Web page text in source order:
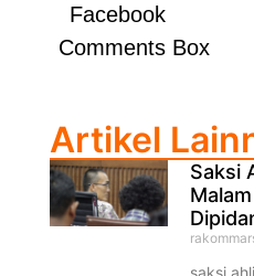
Facebook
Comments Box
Artikel
Saksi
saksi